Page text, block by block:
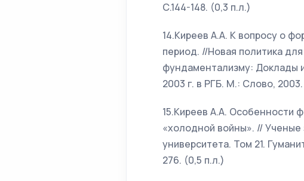
С.144-148. (0,3 п.л.)
14.Киреев А.А. К вопросу о
период. //Новая политика
фундаментализму: Доклады
2003 г. в РГБ. М.: Слово,
15.Киреев А.А. Особенности
«холодной войны». // Ученые
университета. Том 21.
276. (0,5 п.л.)